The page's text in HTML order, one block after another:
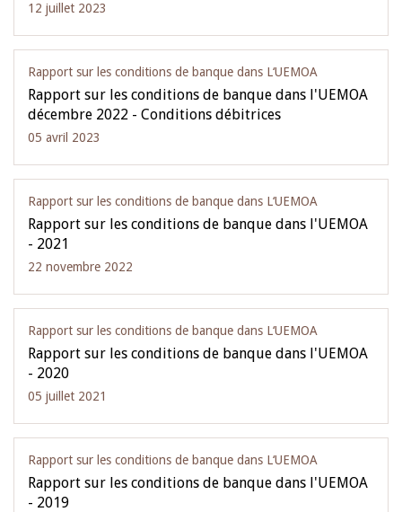
12 juillet 2023
Rapport sur les conditions de banque dans L‘UEMOA
Rapport sur les conditions de banque dans l'UEMOA
décembre 2022 - Conditions débitrices
05 avril 2023
Rapport sur les conditions de banque dans L‘UEMOA
Rapport sur les conditions de banque dans l'UEMOA
- 2021
22 novembre 2022
Rapport sur les conditions de banque dans L‘UEMOA
Rapport sur les conditions de banque dans l'UEMOA
- 2020
05 juillet 2021
Rapport sur les conditions de banque dans L‘UEMOA
Rapport sur les conditions de banque dans l'UEMOA
- 2019